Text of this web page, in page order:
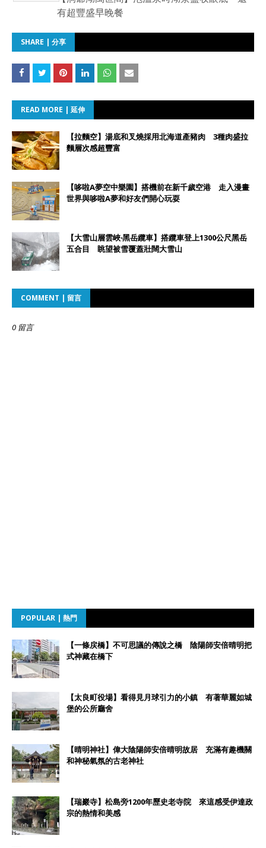
有超豐盛早晚餐
SHARE | 分享
READ MORE | 延伸
【拉麵空】湯底和叉燒採用北海道產豬肉 3種肉盛拉
麵層次感超豐富
【哆啦A夢空中樂園】搭機前在新千歲空港 走入漫畫
世界與哆啦A夢和好友們開心玩耍
【大雪山層雲峽‧黑岳纜車】搭纜車登上1300公尺黑岳
五合目 眺望被雪覆蓋壯闊大雪山
COMMENT | 留言
0 留言
POPULAR | 熱門
【一條戻橋】不可思議的傳說之橋 陰陽師安倍晴明把
式神藏在橋下
【太良町役場】看得見月球引力的小鎮 有著華麗如城
堡的公所廳舍
【晴明神社】偉大陰陽師安倍晴明故居 充滿有趣機關
和神秘氣氛的古老神社
【瑞巖寺】松島旁1200年歷史老寺院 來這感受伊達政
宗的熱情和美感